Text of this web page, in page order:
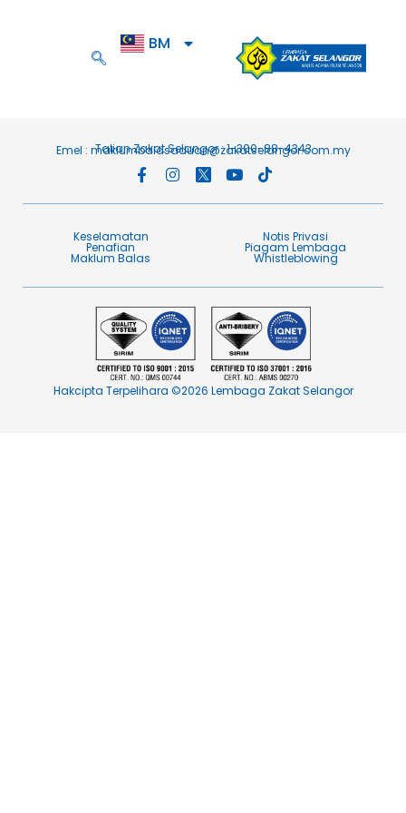
BM
EN
Talian Zakat Selangor : 1-300-88-4343
Emel : maklumbalasaduan@zakatselangor.com.my
Keselamatan Notis Privasi
Penafian​ Piagam Lembaga​
Maklum Balas​ Whistleblowing
Hakcipta Terpelihara ©2026 Lembaga Zakat Selangor